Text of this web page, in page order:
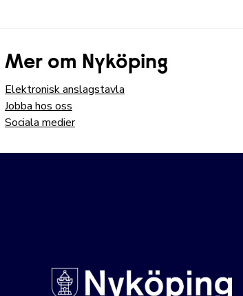
Mer om Nyköping
Elektronisk anslagstavla
Jobba hos oss
Sociala medier